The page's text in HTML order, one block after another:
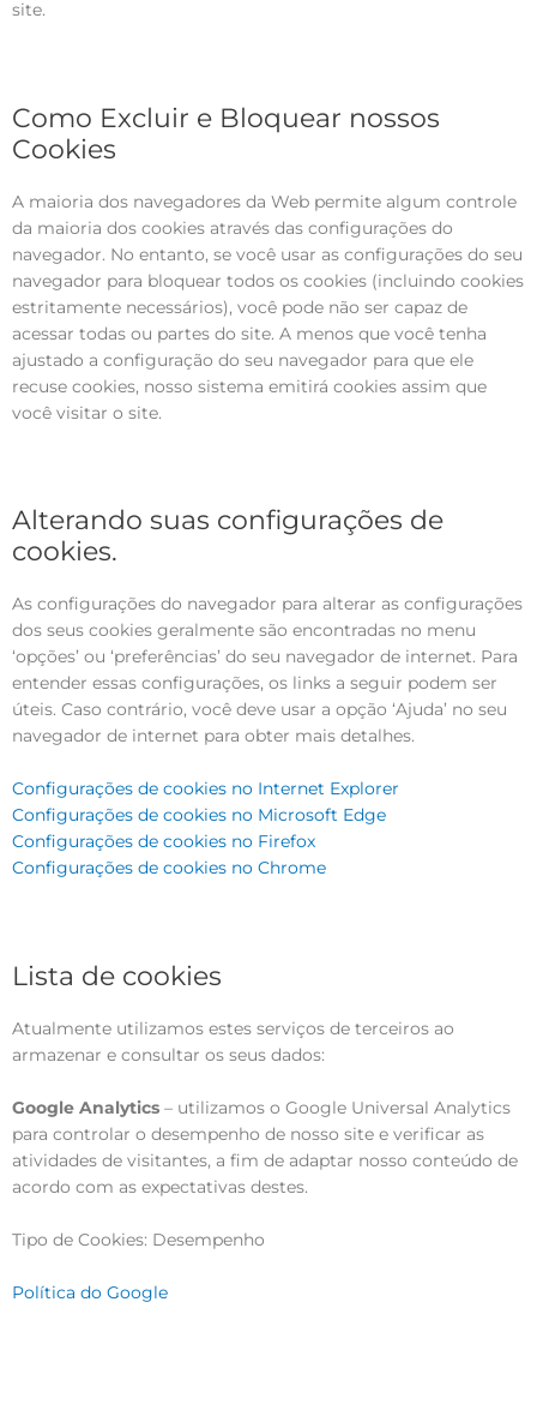
site.
Como Excluir e Bloquear nossos
Cookies
A maioria dos navegadores da Web permite algum controle
da maioria dos cookies através das configurações do
navegador. No entanto, se você usar as configurações do seu
navegador para bloquear todos os cookies (incluindo cookies
estritamente necessários), você pode não ser capaz de
acessar todas ou partes do site. A menos que você tenha
ajustado a configuração do seu navegador para que ele
recuse cookies, nosso sistema emitirá cookies assim que
você visitar o site.
Alterando suas configurações de
cookies.
As configurações do navegador para alterar as configurações
dos seus cookies geralmente são encontradas no menu
‘opções’ ou ‘preferências’ do seu navegador de internet. Para
entender essas configurações, os links a seguir podem ser
úteis. Caso contrário, você deve usar a opção ‘Ajuda’ no seu
navegador de internet para obter mais detalhes.
Configurações de cookies no Internet Explorer
Configurações de cookies no Microsoft Edge
Configurações de cookies no Firefox
Configurações de cookies no Chrome
Lista de cookies
Atualmente utilizamos estes serviços de terceiros ao
armazenar e consultar os seus dados:
Google Analytics – utilizamos o Google Universal Analytics
para controlar o desempenho de nosso site e verificar as
atividades de visitantes, a fim de adaptar nosso conteúdo de
acordo com as expectativas destes.
Tipo de Cookies: Desempenho
Política do Google